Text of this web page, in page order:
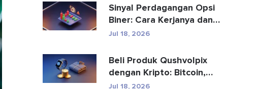
Sinyal Perdagangan Opsi
Biner: Cara Kerjanya dan
Risikonya
Jul 18, 2026
Beli Produk Qushvolpix
dengan Kripto: Bitcoin,
Pembayaran & Fa...
Jul 18, 2026